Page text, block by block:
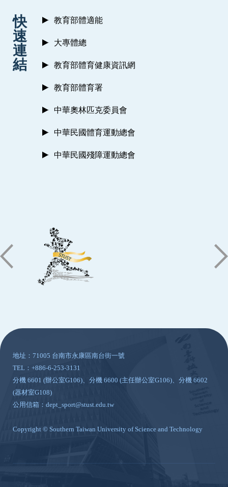
快
速
連
結
教育部體適能
大專體總
教育部體育健康資訊網
教育部體育署
中華奧林匹克委員會
中華民國體育運動總會
中華民國殘障運動總會
地址：71005 台南市永康區南台街一號
TEL：+886-6-253-3131
分機 6601 (辦公室G106)、分機 6600 (主任辦公室G106)、分機 6602
(器材室G108)
公用信箱：dept_sport@stust.edu.tw
Copyright © Southern Taiwan University of Science and Technology